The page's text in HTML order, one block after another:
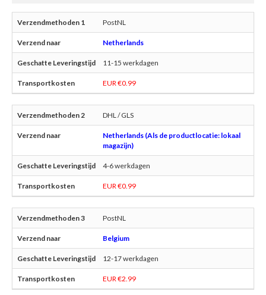
PostNL
Netherlands
11-15 werkdagen
EUR €0.99
DHL / GLS
Netherlands (Als de productlocatie: lokaal
magazijn)
4-6 werkdagen
EUR €0.99
PostNL
Belgium
12-17 werkdagen
EUR €2.99